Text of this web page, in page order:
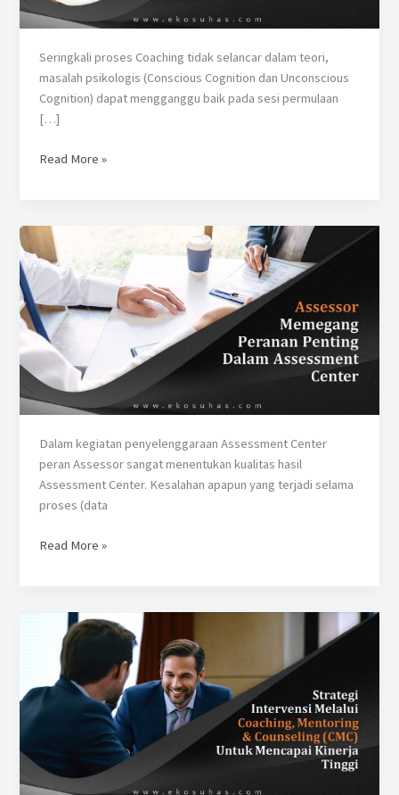
Seringkali proses Coaching tidak selancar dalam teori,
masalah psikologis (Conscious Cognition dan Unconscious
Cognition) dapat mengganggu baik pada sesi permulaan
[…]
Mengatasinya?
Read More »
Dalam kegiatan penyelenggaraan Assessment Center
peran Assessor sangat menentukan kualitas hasil
Assessment Center. Kesalahan apapun yang terjadi selama
proses (data
Assessor
Memegang
Peranan
Penting
Dalam
Keberhasilan
Assessment
Center
Read More »
Strategi
Intervensi
Melalui
Coaching,
Mentoring
(CMC)
Untuk